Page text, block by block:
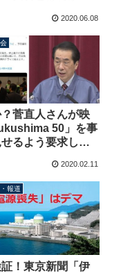
、削除逃亡中2020.06.08
菅直人さんが映
50」を事
るよう要求して
怒鳴り散らすシー
2020.02.11
報道
！東京新聞「伊